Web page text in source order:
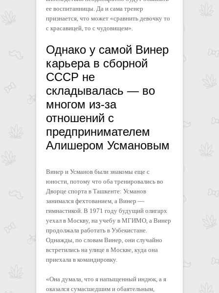
ее воспитанницы. Да и сама тренер
признается, что может «сравнить девочку то
с красавицей, то с чудовищем».
Однако у самой Винер
карьера в сборной
СССР не
складывалась — во
многом из-за
отношений с
предпринимателем
Алишером Усмановым
Винер и Усманов были знакомы еще с
юности, потому что оба тренировались во
Дворце спорта в Ташкенте: Усманов
занимался фехтованием, а Винер —
гимнастикой. В 1971 году будущий олигарх
уехал в Москву, на учебу в МГИМО, а Винер
продолжала работать в Узбекистане.
Однажды, по словам Винер, они случайно
встретились на улице в Москве, куда она
приехала в командировку.
«Она думала, что я напыщенный индюк, а я
оказался сумасшедшим и обаятельным,